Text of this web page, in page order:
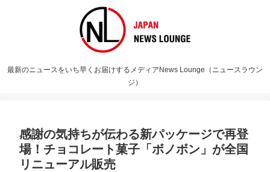
最新のニュースをいち早くお届けするメディアNews Lounge（ニュースラウン
ジ）
感謝の気持ちが伝わる新パッケージで再登
場！チョコレート菓子「ボノボン」が全国
リニューアル販売